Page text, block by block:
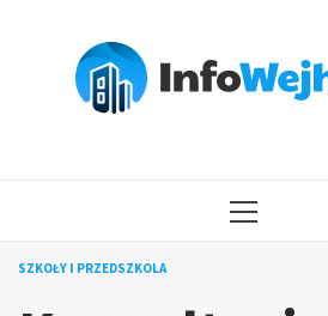
MENU
SZKOŁY I PRZEDSZKOLA